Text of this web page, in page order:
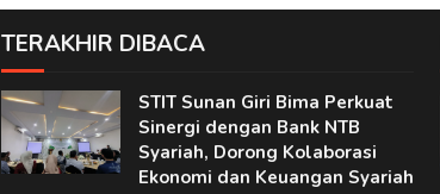
TERAKHIR DIBACA
STIT Sunan Giri Bima Perkuat
Sinergi dengan Bank NTB
Syariah, Dorong Kolaborasi
Ekonomi dan Keuangan Syariah